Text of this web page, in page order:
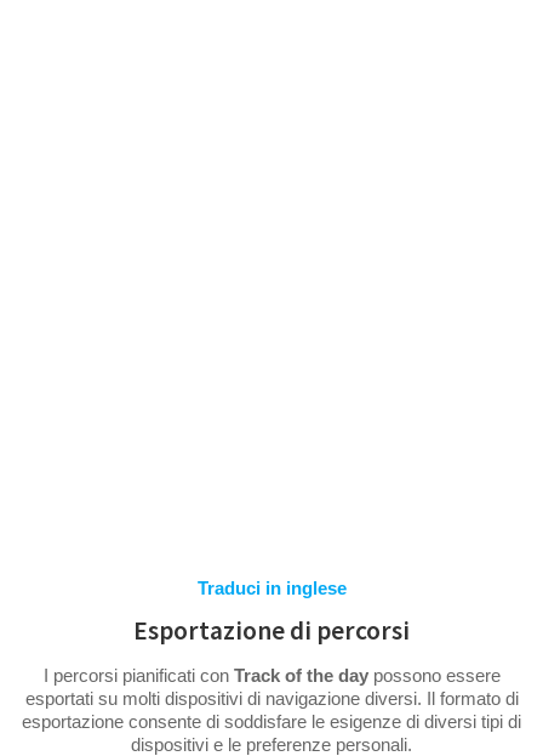
Traduci in inglese
Esportazione di percorsi
I percorsi pianificati con Track of the daypossono essere
esportati su molti dispositivi di navigazione diversi. Il formato di
esportazione consente di soddisfare le esigenze di diversi tipi di
dispositivi e le preferenze personali.